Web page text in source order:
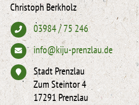
Christoph Berkholz
03984 / 75 246
info@kiju-prenzlau.de
Stadt Prenzlau
Zum Steintor 4
17291 Prenzlau